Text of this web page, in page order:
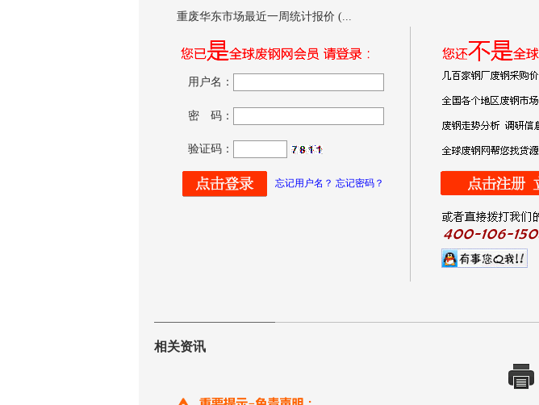
重废华东市场最近一周统计报价 (...
用户名：
密 码：
验证码：
忘记用户名？ 忘记密码？
相关资讯